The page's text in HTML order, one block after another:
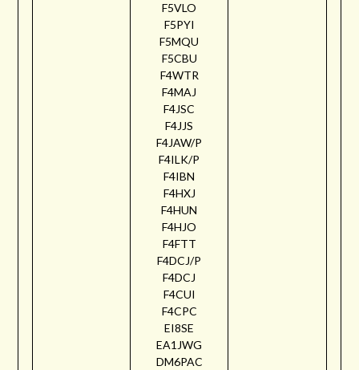
F5VLO
F5PYI
F5MQU
F5CBU
F4WTR
F4MAJ
F4JSC
F4JJS
F4JAW/P
F4ILK/P
F4IBN
F4HXJ
F4HUN
F4HJO
F4FTT
F4DCJ/P
F4DCJ
F4CUI
F4CPC
EI8SE
EA1JWG
DM6PAC